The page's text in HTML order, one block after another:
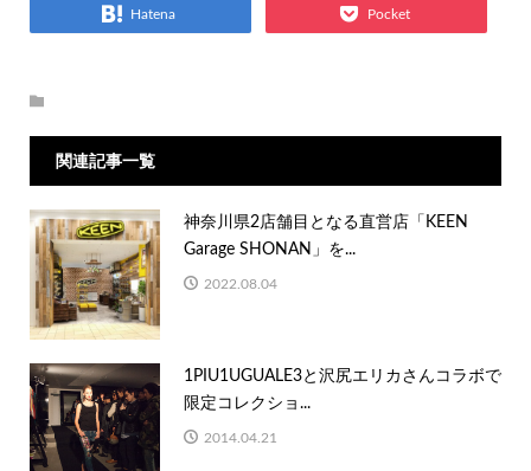
Hatena Pocket
関連記事一覧
神奈川県2店舗目となる直営店「KEEN
Garage SHONAN」を...
2022.08.04
1PIU1UGUALE3と沢尻エリカさんコラボで
限定コレクショ...
2014.04.21